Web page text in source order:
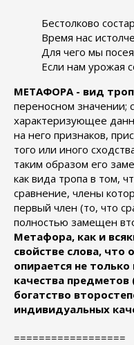
Бестолково
Время нас
Для чего мы
Если нам урожая
МЕТАФОРА - вид
переносном значении;
характеризующее
на него признаков,
того или иного
таким образом его
как вида тропа в том,
сравнение, члены
первый член (то, что
полностью замещен
Метафора, как и
свойстве слова, что
опирается не
качества предметов
богатство
индивидуальных
==================